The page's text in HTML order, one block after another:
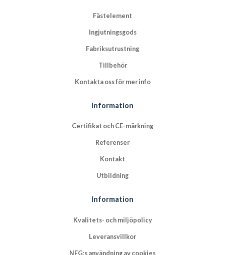
Fästelement
Ingjutningsgods
Fabriksutrustning
Tillbehör
Kontakta oss för mer info
Information
Certifikat och CE-märkning
Referenser
Kontakt
Utbildning
Information
Kvalitets- och miljöpolicy
Leveransvillkor
NFG:s användning av cookies